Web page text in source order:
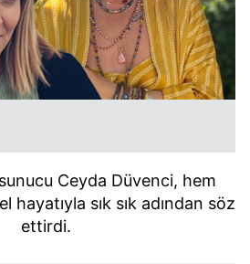
Ceyda Düvenci, hem
hayatıyla sık sık adından söz
ettirdi.